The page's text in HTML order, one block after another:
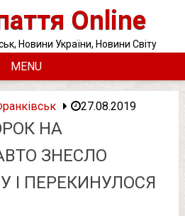
Online
Новини України, Новини Світу
MENU
27.08.2019
НА
ЗНЕСЛО
І ПЕРЕКИНУЛОСЯ